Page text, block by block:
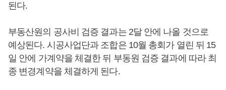
된다.
부동산원의 공사비 검증 결과는 2달 안에 나올 것으로
예상된다. 시공사업단과 조합은 10월 총회가 열린 뒤 15
일 안에 가계약을 체결한 뒤 부동원 검증 결과에 따라 최
종 변경계약을 체결하게 된다.